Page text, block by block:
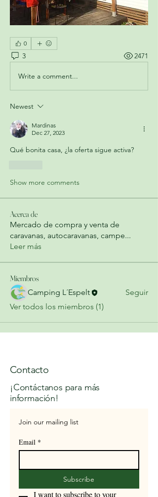
0
3 2471
Write a comment...
Newest
Mardinas
Dec 27, 2023
Qué bonita casa, ¿la oferta sigue activa?
Show more comments
Acerca de
Mercado de compra y venta de
caravanas, autocaravanas, campe...
Leer más
Miembros
Camping L´Espelt
Seguir
Ver todos los miembros (1)
Contacto
¡Contáctanos para más
información!
Join our mailing list
Email *
Subscribe
I want to subscribe to your